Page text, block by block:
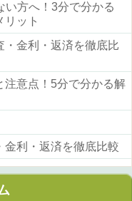
い方へ！3分で分かる
リット
・金利・返済を徹底比
注意点！5分で分かる解
金利・返済を徹底比較